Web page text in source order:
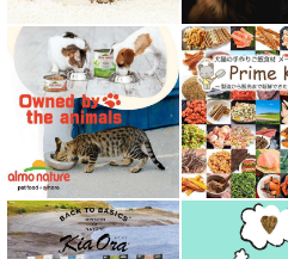
プレスティージ PRESTIGE
プロデン ProDen
ベイリーコー Bailey+Co
ベッツソリューション VetSolution
ベッツラボ Vets Labo